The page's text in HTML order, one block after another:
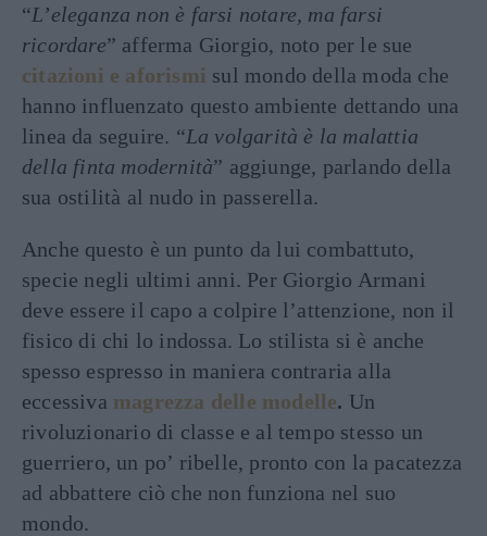
“L’eleganza non è farsi notare, ma farsi
ricordare” afferma Giorgio, noto per le sue
citazioni e aforismi sul mondo della moda che
hanno influenzato questo ambiente dettando una
linea da seguire. “La volgarità è la malattia
della finta modernità” aggiunge, parlando della
sua ostilità al nudo in passerella.
Anche questo è un punto da lui combattuto,
specie negli ultimi anni. Per Giorgio Armani
deve essere il capo a colpire l’attenzione, non il
fisico di chi lo indossa. Lo stilista si è anche
spesso espresso in maniera contraria alla
eccessiva magrezza delle modelle. Un
rivoluzionario di classe e al tempo stesso un
guerriero, un po’ ribelle, pronto con la pacatezza
ad abbattere ciò che non funziona nel suo
mondo.